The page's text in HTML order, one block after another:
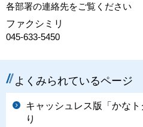
各部署の連絡先をご覧ください
ファクシミリ
045-633-5450
よくみられているページ
キャッシュレス版「かな
り